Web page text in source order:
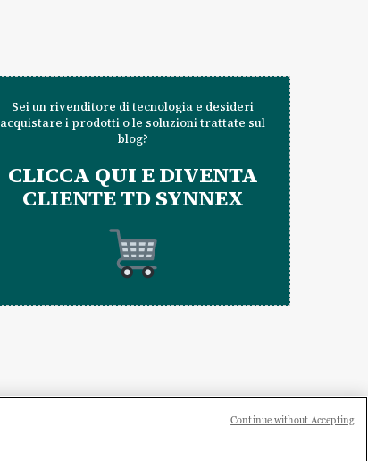
Sei un rivenditore di tecnologia e desideri
acquistare i prodotti o le soluzioni trattate sul
blog?
CLICCA QUI E DIVENTA
CLIENTE TD SYNNEX
Continue without Accepting